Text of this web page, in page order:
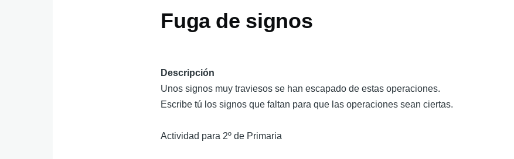
Fuga de signos
Descripción
Unos signos muy traviesos se han escapado de estas operaciones.
Escribe tú los signos que faltan para que las operaciones sean ciertas.
Actividad para 2º de Primaria